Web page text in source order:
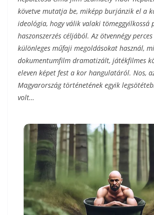
követve mutatja be, miképp burjánzik el a
ideológia, hogy válik valaki tömeggyilkossá
haszonszerzés céljából. Az ötvennégy
különleges műfaji megoldásokat használ,
dokumentumfilm dramatizált, játékfilmes
eleven képet fest a kor hangulatáról. Nos,
Magyarország történetének egyik
volt…